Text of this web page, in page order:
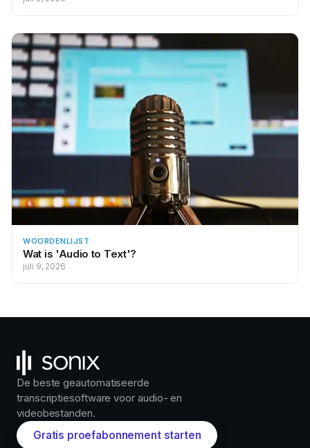
WOORDENLIJST
Wat is 'Audio to Text'?
juli 9, 2026
De beste geautomatiseerde
transcriptiesoftware voor audio- en
videobestanden.
Gratis proefabonnement starten